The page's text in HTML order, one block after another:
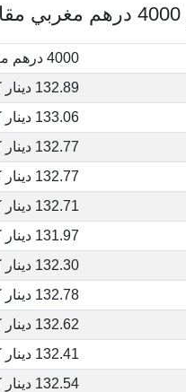
4000 درهم مغربي إلى دينار كويتي
132.89 دينار كويتي
133.06 دينار كويتي
132.77 دينار كويتي
132.77 دينار كويتي
132.71 دينار كويتي
131.97 دينار كويتي
132.30 دينار كويتي
132.78 دينار كويتي
132.62 دينار كويتي
132.41 دينار كويتي
132.54 دينار كويتي